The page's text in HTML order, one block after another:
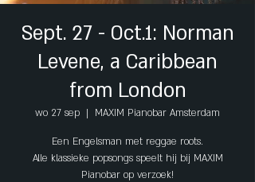
Sept. 27 - Oct.1: Norman
Levene, a Caribbean
from London
wo 27 sep
  |
MAXIM Pianobar Amsterdam
Een Engelsman met reggae roots.
Alle klassieke popsongs speelt hij bij MAXIM
Pianobar op verzoek!